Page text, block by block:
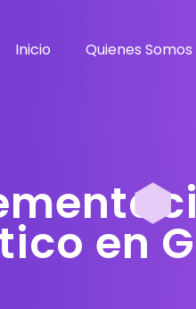
Inicio Quienes Somos
en